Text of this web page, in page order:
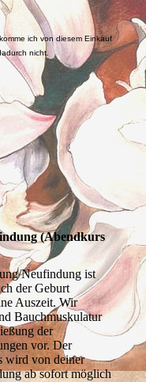
ich von diesem Einkauf
nicht.
(Abendkurs
Neufindung ist
der Geburt
Auszeit. Wir
Bauchmuskulatur
der
vor. Der
wird von deiner
ab sofort möglich